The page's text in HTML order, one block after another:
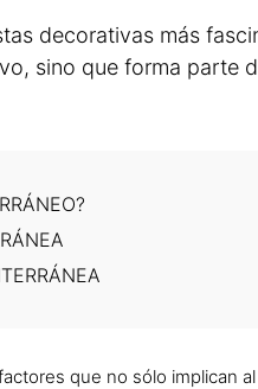
decorativas más
sino que forma parte
que no sólo implican